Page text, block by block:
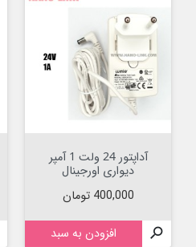
آداپتور 24 ولت 1 آمپر
دیواری اورجینال
قیمت
400,000 تومان
 افزودن به سبد